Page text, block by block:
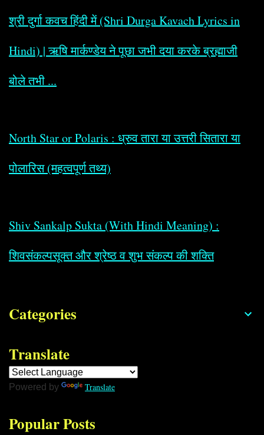
श्री दुर्गा कवच हिंदी में (Shri Durga Kavach Lyrics in
Hindi) | ऋषि मार्कण्डेय ने पूछा जभी दया करके ब्रह्माजी
बोले तभी ...
North Star or Polaris : ध्रुव तारा या उत्तरी सितारा या
पोलारिस (महत्वपूर्ण तथ्य)
Shiv Sankalp Sukta (With Hindi Meaning) :
शिवसंकल्पसूक्त और श्रेष्ठ व शुभ संकल्प की शक्ति
Categories
Translate
Powered by Translate
Popular Posts